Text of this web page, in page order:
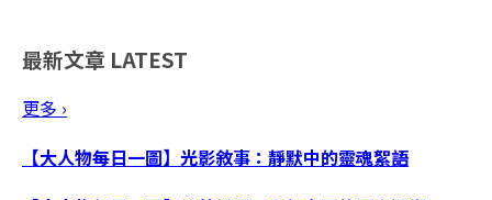
最新文章 LATEST
更多 ›
【大人物每日一圖】光影敘事：靜默中的靈魂絮語